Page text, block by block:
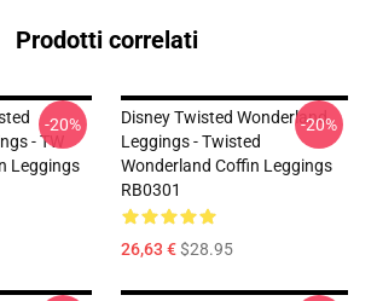
Prodotti correlati
- TW
Leggings
-20%
Disney Twisted Wonderland
Leggings - Twisted
Wonderland Coffin Leggings
RB0301
26,63 €$28.95
-20%